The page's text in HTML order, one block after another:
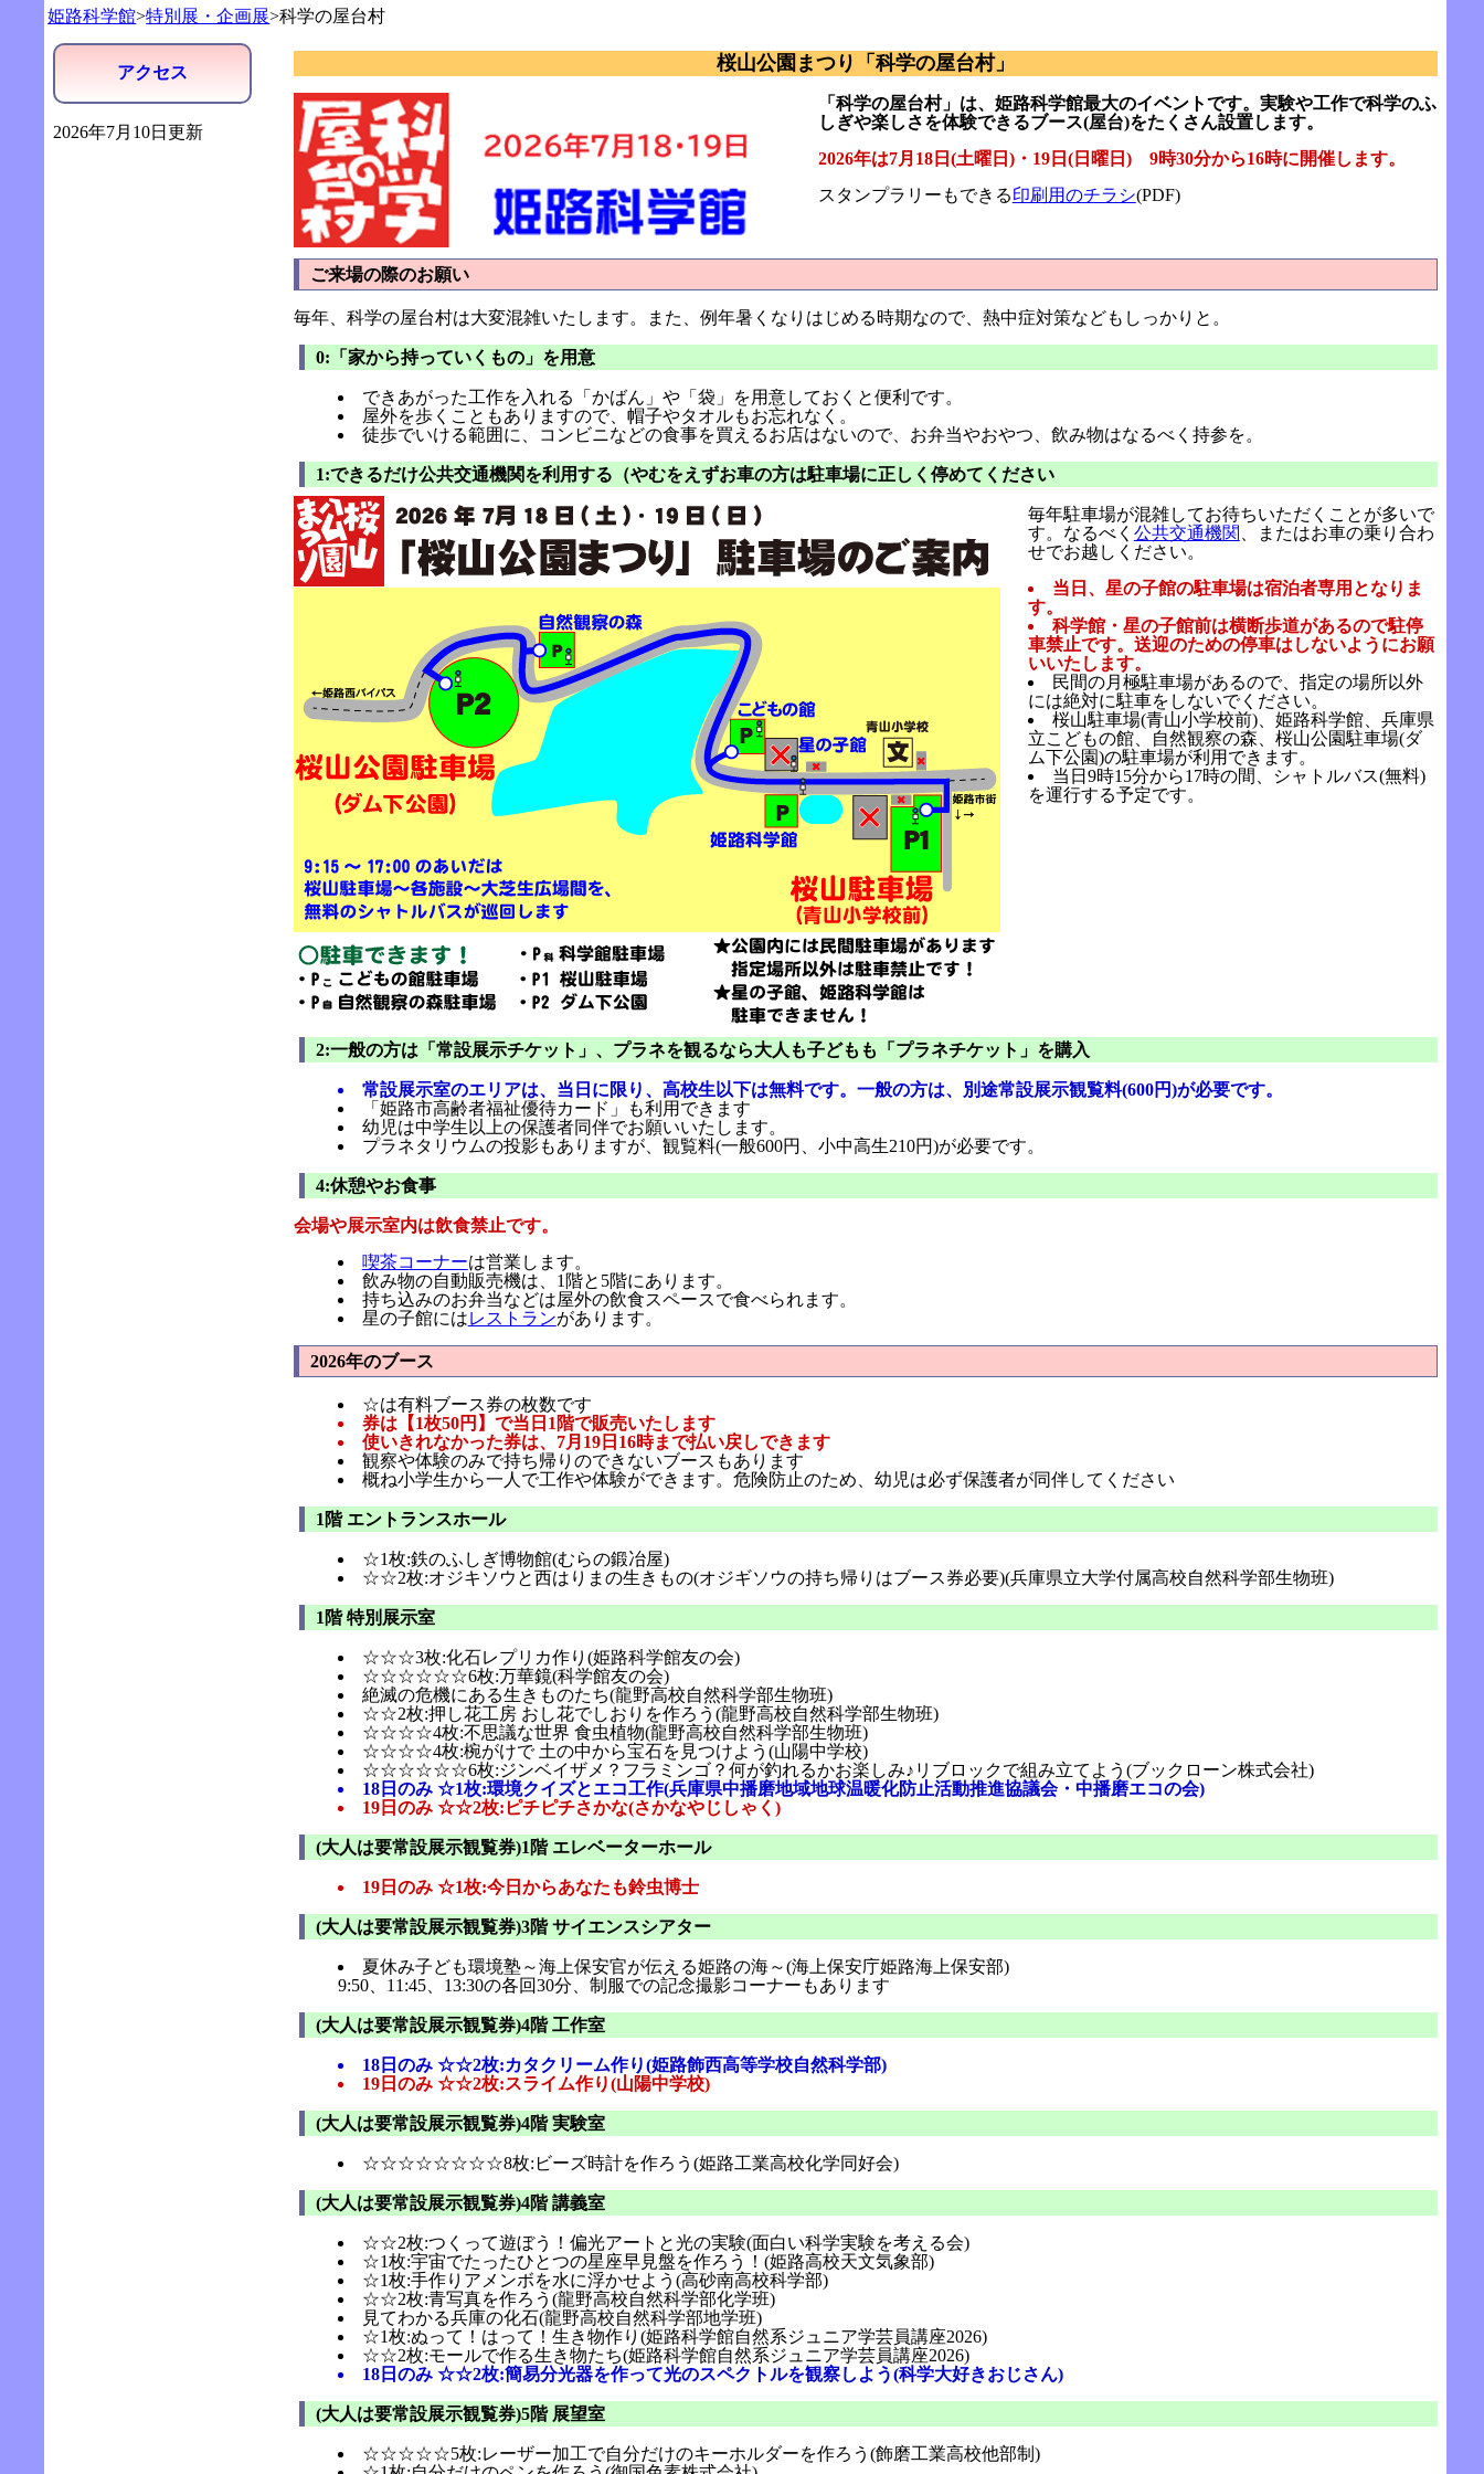
姫路科学館>特別展・企画展>科学の屋台村
桜山公園まつり「科学の屋台村」
「科学の屋台村」は、姫路科学館最大のイベントです。実験や工作で科学のふ
しぎや楽しさを体験できるブース(屋台)をたくさん設置します。
2026年は7月18日(土曜日)・19日(日曜日) 9時30分から16時に開催します。
スタンプラリーもできる印刷用のチラシ(PDF)
ご来場の際のお願い
毎年、科学の屋台村は大変混雑いたします。また、例年暑くなりはじめる時期なので、熱中症対策などもしっかりと。
0:「家から持っていくもの」を用意
できあがった工作を入れる「かばん」や「袋」を用意しておくと便利です。
屋外を歩くこともありますので、帽子やタオルもお忘れなく。
徒歩でいける範囲に、コンビニなどの食事を買えるお店はないので、お弁当やおやつ、飲み物はなるべく持参を。
1:できるだけ公共交通機関を利用する（やむをえずお車の方は駐車場に正しく停めてください
毎年駐車場が混雑してお待ちいただくことが多いで
す。なるべく 公共交通機関
、またはお車の乗り合わ
せでお越しください。
当日、星の子館の駐車場は宿泊者専用となりま
す。
科学館・星の子館前は横断歩道があるので駐停
車禁止です。送迎のための停車はしないようにお願
いいたします。
民間の月極駐車場があるので、指定の場所以外
には絶対に駐車をしないでください。
桜山駐車場(青山小学校前)、姫路科学館、兵庫県
立こどもの館、自然観察の森、桜山公園駐車場(ダ
ム下公園)の駐車場が利用できます。
当日9時15分から17時の間、シャトルバス(無料)
を運行する予定です。
2:一般の方は「常設展示チケット」、プラネを観るなら大人も子どもも「プラネチケット」を購入
常設展示室のエリアは、当日に限り、高校生以下は無料です。一般の方は、別途常設展示観覧料(600円)が必要です。
「姫路市高齢者福祉優待カード」も利用できます
幼児は中学生以上の保護者同伴でお願いいたします。
プラネタリウムの投影もありますが、観覧料(一般600円、小中高生210円)が必要です。
4:休憩やお食事
会場や展示室内は飲食禁止です。
喫茶コーナーは営業します。
飲み物の自動販売機は、1階と5階にあります。
持ち込みのお弁当などは屋外の飲食スペースで食べられます。
星の子館にはレストランがあります。
2026年のブース
☆は有料ブース券の枚数です
券は【1枚50円】で当日1階で販売いたします
使いきれなかった券は、7月19日16時まで払い戻しできます
観察や体験のみで持ち帰りのできないブースもあります
概ね小学生から一人で工作や体験ができます。危険防止のため、幼児は必ず保護者が同伴してください
1階 エントランスホール
☆1枚:鉄のふしぎ博物館(むらの鍛冶屋)
☆☆2枚:オジキソウと西はりまの生きもの(オジギソウの持ち帰りはブース券必要)(兵庫県立大学付属高校自然科学部生物班)
1階 特別展示室
☆☆☆3枚:化石レプリカ作り(姫路科学館友の会)
☆☆☆☆☆☆6枚:万華鏡(科学館友の会)
絶滅の危機にある生きものたち(龍野高校自然科学部生物班)
☆☆2枚:押し花工房 おし花でしおりを作ろう(龍野高校自然科学部生物班)
☆☆☆☆4枚:不思議な世界 食虫植物(龍野高校自然科学部生物班)
☆☆☆☆4枚:椀がけで 土の中から宝石を見つけよう(山陽中学校)
☆☆☆☆☆☆6枚:ジンベイザメ？フラミンゴ？何が釣れるかお楽しみ♪リブロックで組み立てよう(ブックローン株式会社)
18日のみ ☆1枚:環境クイズとエコ工作(兵庫県中播磨地域地球温暖化防止活動推進協議会・中播磨エコの会)
19日のみ ☆☆2枚:ピチピチさかな(さかなやじしゃく)
(大人は要常設展示観覧券)1階 エレベーターホール
19日のみ ☆1枚:今日からあなたも鈴虫博士
(大人は要常設展示観覧券)3階 サイエンスシアター
夏休み子ども環境塾～海上保安官が伝える姫路の海～(海上保安庁姫路海上保安部)
9:50、11:45、13:30の各回30分、制服での記念撮影コーナーもあります
(大人は要常設展示観覧券)4階 工作室
18日のみ ☆☆2枚:カタクリーム作り(姫路飾西高等学校自然科学部)
19日のみ ☆☆2枚:スライム作り(山陽中学校)
(大人は要常設展示観覧券)4階 実験室
☆☆☆☆☆☆☆☆8枚:ビーズ時計を作ろう(姫路工業高校化学同好会)
(大人は要常設展示観覧券)4階 講義室
☆☆2枚:つくって遊ぼう！偏光アートと光の実験(面白い科学実験を考える会)
☆1枚:宇宙でたったひとつの星座早見盤を作ろう！(姫路高校天文気象部)
☆1枚:手作りアメンボを水に浮かせよう(高砂南高校科学部)
☆☆2枚:青写真を作ろう(龍野高校自然科学部化学班)
見てわかる兵庫の化石(龍野高校自然科学部地学班)
☆1枚:ぬって！はって！生き物作り(姫路科学館自然系ジュニア学芸員講座2026)
☆☆2枚:モールで作る生き物たち(姫路科学館自然系ジュニア学芸員講座2026)
18日のみ ☆☆2枚:簡易分光器を作って光のスペクトルを観察しよう(科学大好きおじさん)
(大人は要常設展示観覧券)5階 展望室
☆☆☆☆☆5枚:レーザー加工で自分だけのキーホルダーを作ろう(飾磨工業高校他部制)
アクセス
2026年7月10日更新